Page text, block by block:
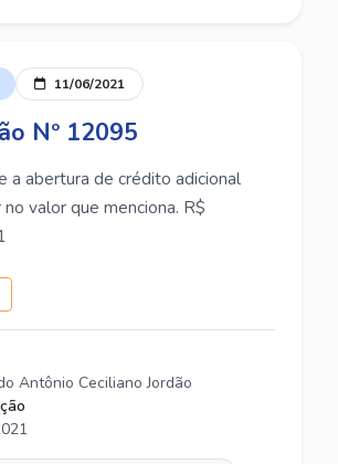
11/06/2021
Nº 12095
a abertura de crédito adicional
valor que menciona. R$
Antônio Ceciliano Jordão